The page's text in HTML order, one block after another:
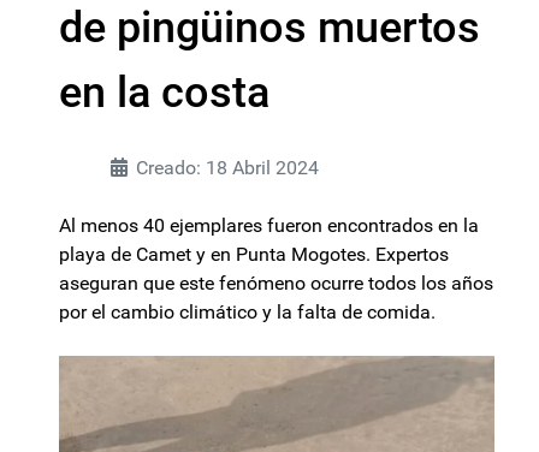
de pingüinos muertos
en la costa
Creado: 18 Abril 2024
Al menos 40 ejemplares fueron encontrados en la
playa de Camet y en Punta Mogotes. Expertos
aseguran que este fenómeno ocurre todos los años
por el cambio climático y la falta de comida.